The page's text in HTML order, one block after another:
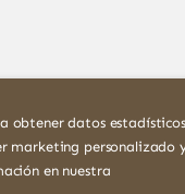
obtener datos estadísticos
marketing personalizado
en nuestra